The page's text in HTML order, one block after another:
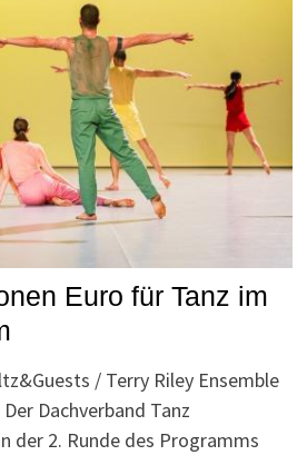
Euro für Tanz im
/ Terry Riley Ensemble
Dachverband Tanz
der 2. Runde des Programms